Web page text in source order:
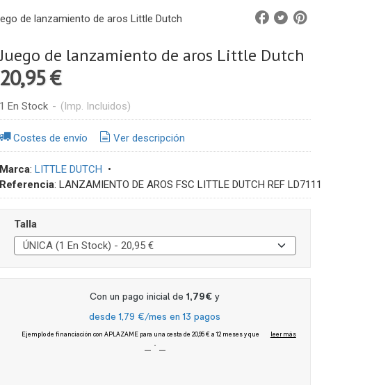
de lanzamiento de aros Little Dutch
de lanzamiento de aros Little Dutch
20,95 €
1 En Stock - (Imp. Incluidos)
Costes de envío Ver descripción
Marca: LITTLE DUTCH •
Referencia: LANZAMIENTO DE AROS FSC LITTLE DUTCH REF LD7111
Talla